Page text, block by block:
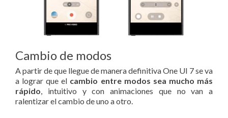
Cambio de modos
A partir de que llegue de manera definitiva One UI 7 se va
a lograr que el cambio entre modos sea mucho más
rápido, intuitivo y con animaciones que no van a
ralentizar el cambio de uno a otro.